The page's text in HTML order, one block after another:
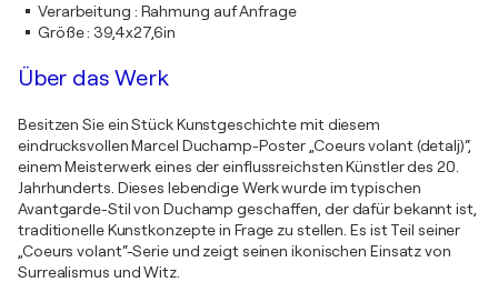
Verarbeitung : Rahmung auf Anfrage
Größe: 39,4x27,6in
Über das Werk
Besitzen Sie ein Stück Kunstgeschichte mit diesem
eindrucksvollen Marcel Duchamp-Poster „Coeurs volant (detalj)“,
einem Meisterwerk eines der einflussreichsten Künstler des 20.
Jahrhunderts. Dieses lebendige Werk wurde im typischen
Avantgarde-Stil von Duchamp geschaffen, der dafür bekannt ist,
traditionelle Kunstkonzepte in Frage zu stellen. Es ist Teil seiner
„Coeurs volant“-Serie und zeigt seinen ikonischen Einsatz von
Surrealismus und Witz.